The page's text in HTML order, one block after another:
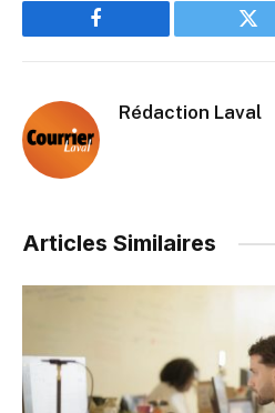
Facebook
Rédaction Laval
Articles Similaires